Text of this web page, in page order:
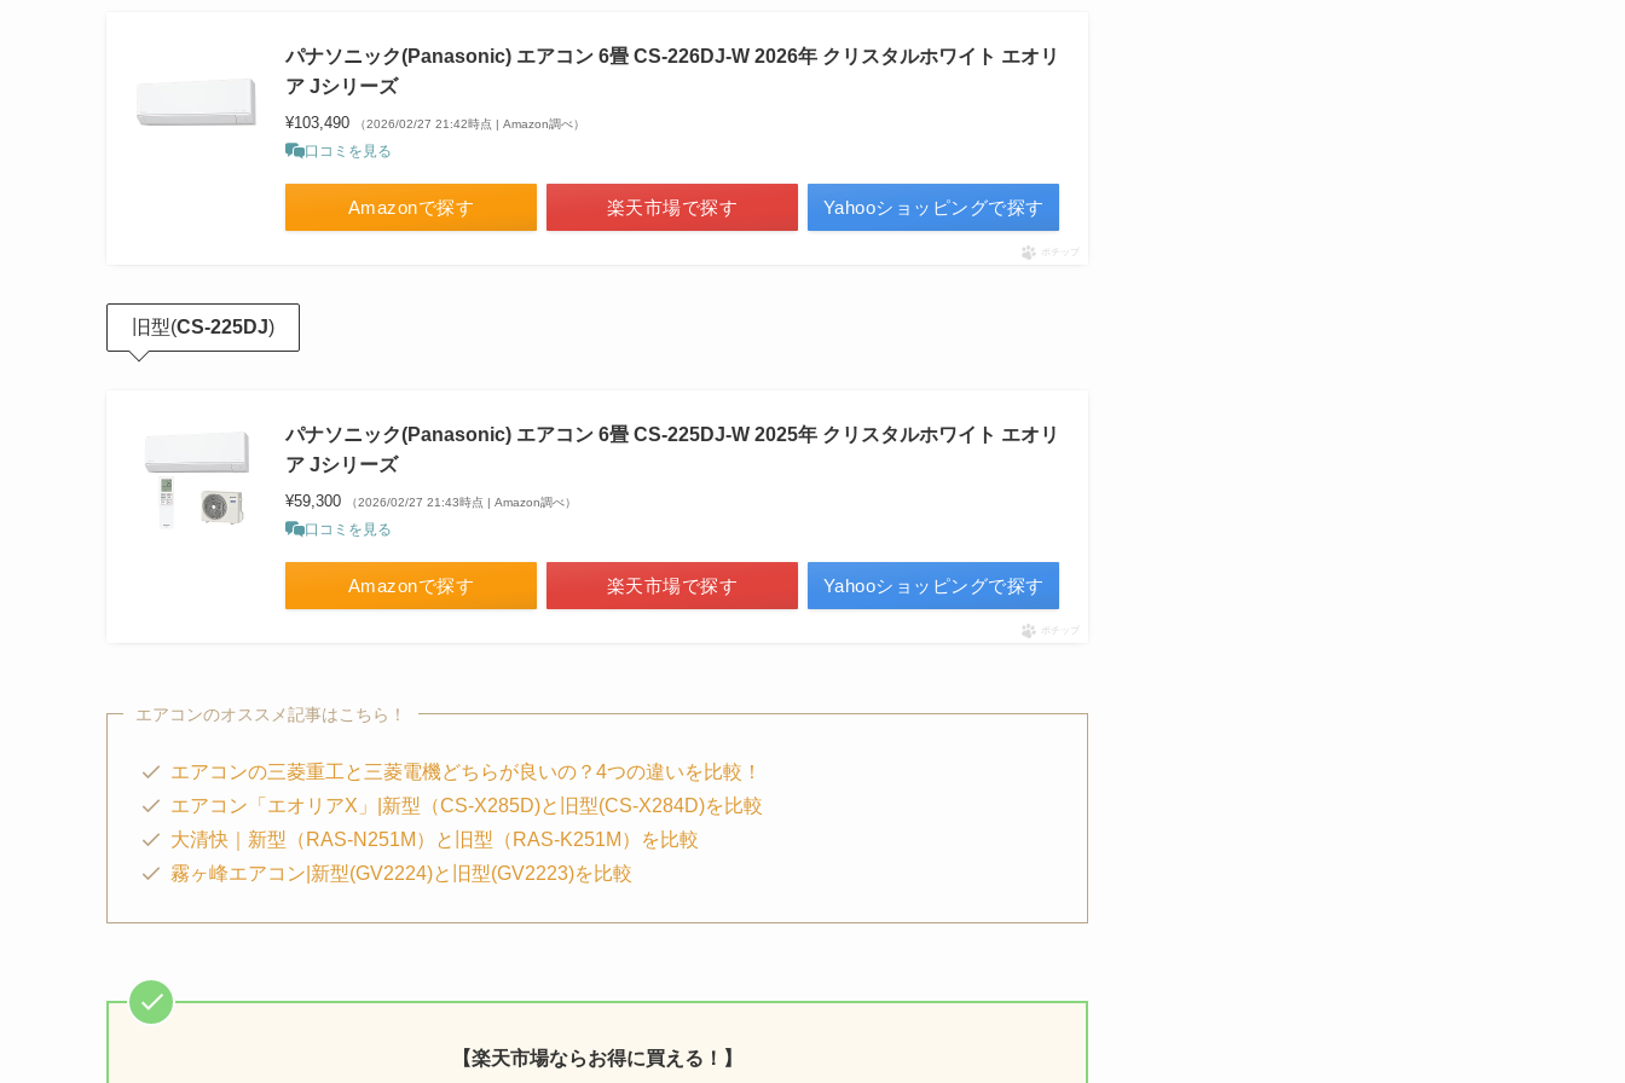
パナソニック(Panasonic) エアコン 6畳 CS-226DJ-W 2026年 クリスタルホワイト エオリ
ア Jシリーズ
¥103,490 （2026/02/27 21:42時点 | Amazon調べ）
口コミを見る
Amazonで探す 楽天市場で探す Yahooショッピングで探す
ポチップ
旧型(CS-225DJ)
パナソニック(Panasonic) エアコン 6畳 CS-225DJ-W 2025年 クリスタルホワイト エオリ
ア Jシリーズ
¥59,300 （2026/02/27 21:43時点 | Amazon調べ）
口コミを見る
Amazonで探す 楽天市場で探す Yahooショッピングで探す
ポチップ
エアコンのオススメ記事はこちら！
エアコンの三菱重工と三菱電機どちらが良いの？4つの違いを比較！
エアコン「エオリアX」|新型（CS-X285D)と旧型(CS-X284D)を比較
大清快｜新型（RAS-N251M）と旧型（RAS-K251M）を比較
霧ヶ峰エアコン|新型(GV2224)と旧型(GV2223)を比較
【楽天市場ならお得に買える！】